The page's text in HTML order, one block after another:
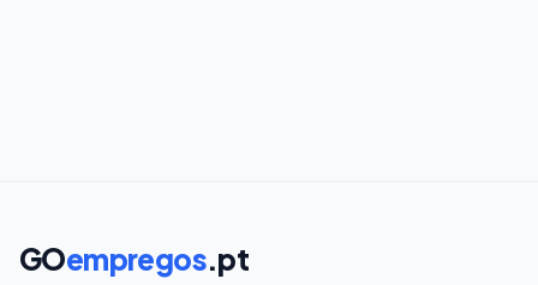
GOempregos.pt